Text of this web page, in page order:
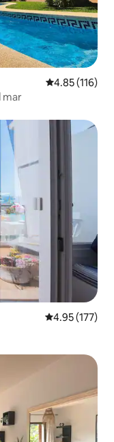
Calificación
4.85 (116)
mar
Calificación
4.95 (177)